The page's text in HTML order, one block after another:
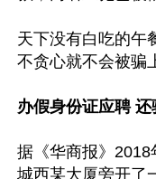
天下没有白吃的午
不贪心就不会被骗
办假身份证应聘
据《华商报》
城西某大厦旁开了